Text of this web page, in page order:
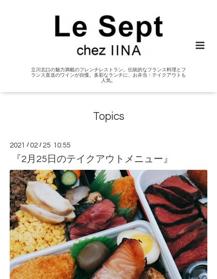
立川北口の魅力満載のフレンチレストラン。伝統的なフランス料理とフ
ランス直送のワインが自慢。多彩なランチに、お弁当・テイクアウトも
人気。
Topics
2021 /02 / 25 10:55
『2月25日のテイクアウトメニュー』